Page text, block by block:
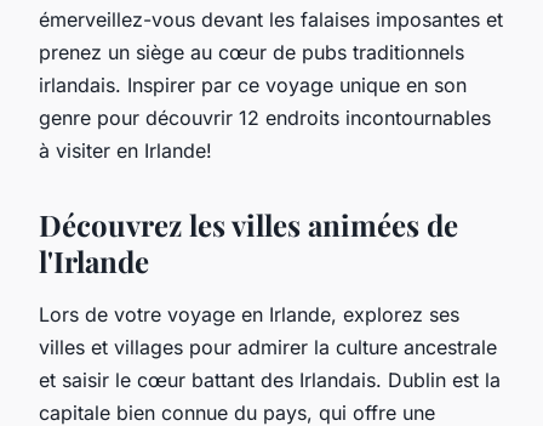
émerveillez-vous devant les falaises imposantes et
prenez un siège au cœur de pubs traditionnels
irlandais. Inspirer par ce voyage unique en son
genre pour découvrir 12 endroits incontournables
à visiter en Irlande!
Découvrez les villes animées de
l'Irlande
Lors de votre voyage en Irlande, explorez ses
villes et villages pour admirer la culture ancestrale
et saisir le cœur battant des Irlandais. Dublin est la
capitale bien connue du pays, qui offre une